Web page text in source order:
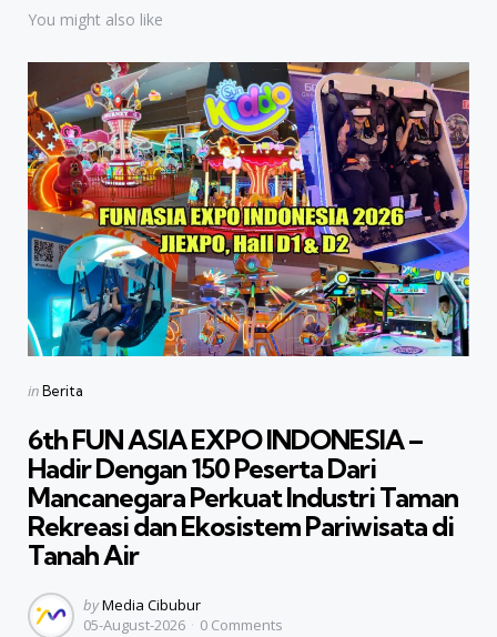
You might also like
Categories
Posted
inBerita
6th FUN ASIA EXPO INDONESIA –
Hadir Dengan 150 Peserta Dari
Mancanegara Perkuat Industri Taman
Rekreasi dan Ekosistem Pariwisata di
Tanah Air
Posted
by
byMedia Cibubur
05-August-2026
0 Comments